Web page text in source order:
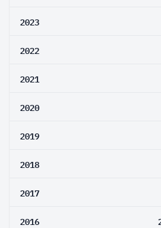
2023
2022
2021
2020
2019
2018
2017
2016